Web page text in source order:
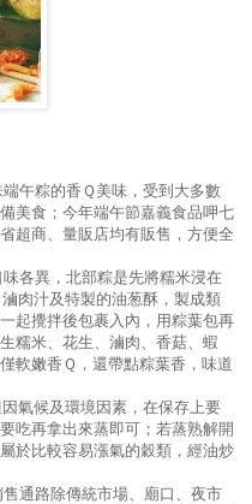
午粽的香Ｑ美味，受到大多數
美食；今年端午節嘉義食品呷七
超商、量販店均有販售，方便全
各異，北部粽是先將糯米浸在
肉汁及特製的油葱酥，製成類
起攪拌後包裹入內，用粽葉包再
糯米、花生、滷肉、香菇、蝦
軟嫩香Ｑ，還帶點粽葉香，味道
氣候及環境因素，在保存上要
吃再拿出來蒸即可；若蒸熟解開
於比較容易漲氣的穀類，經油炒
通路除傳統市場、廟口、夜市